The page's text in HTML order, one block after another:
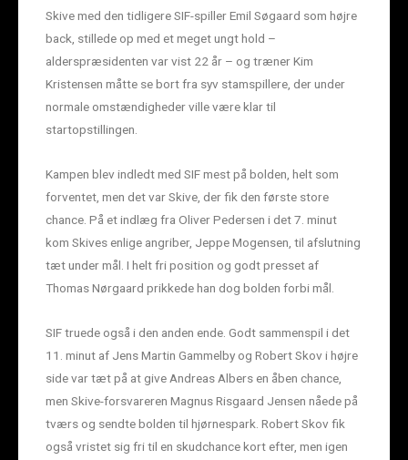
Skive med den tidligere SIF-spiller Emil Søgaard som højre
back, stillede op med et meget ungt hold –
alderspræsidenten var vist 22 år – og træner Kim
Kristensen måtte se bort fra syv stamspillere, der under
normale omstændigheder ville være klar til
startopstillingen.
Kampen blev indledt med SIF mest på bolden, helt som
forventet, men det var Skive, der fik den første store
chance. På et indlæg fra Oliver Pedersen i det 7. minut
kom Skives enlige angriber, Jeppe Mogensen, til afslutning
tæt under mål. I helt fri position og godt presset af
Thomas Nørgaard prikkede han dog bolden forbi mål.
SIF truede også i den anden ende. Godt sammenspil i det
11. minut af Jens Martin Gammelby og Robert Skov i højre
side var tæt på at give Andreas Albers en åben chance,
men Skive-forsvareren Magnus Risgaard Jensen nåede på
tværs og sendte bolden til hjørnespark. Robert Skov fik
også vristet sig fri til en skudchance kort efter, men igen